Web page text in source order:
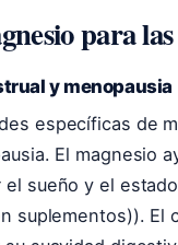
para
y menopausia
específicas de
El magnesio
sueño y el
suplementos)).